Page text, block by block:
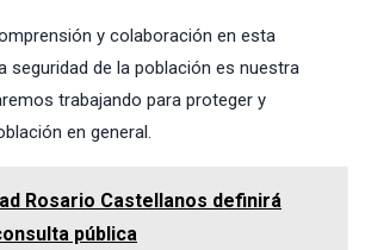
y colaboración en esta
seguridad de la población es nuestra
trabajando para proteger y
en general.
Rosario Castellanos definirá
pública